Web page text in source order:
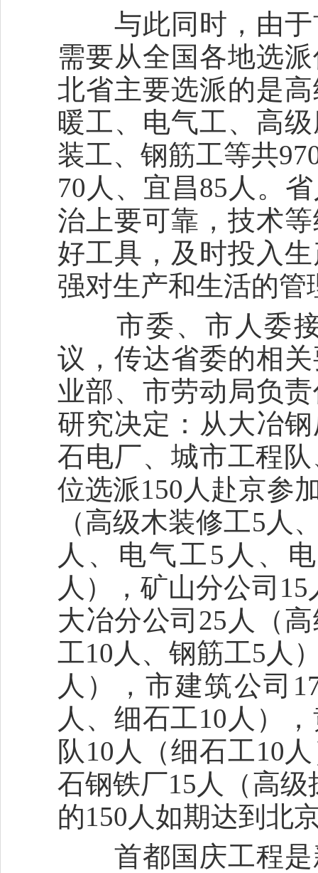
与此同时，由于
需要从全国各地选
北省主要选派的是
暖工、电气工、高
装工、钢筋工等共
70人、宜昌85人。
治上要可靠，技术
好工具，及时投入
强对生产和生活的管
市委、市人委接
议，传达省委的相
业部、市劳动局负
研究决定：从大冶
石电厂、城市工程
位选派150人赴京参
（高级木装修工5人
人、电气工5人、
人），矿山分公司
大冶分公司25人（
工10人、钢筋工5人
人），市建筑公司
人、细石工10人）
队10人（细石工10
石钢铁厂15人（高
的150人如期达到北
首都国庆工程是